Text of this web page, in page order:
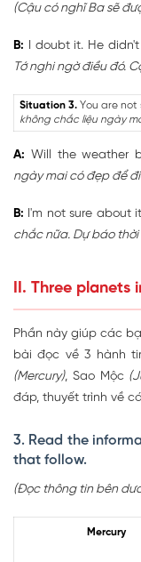
(Cậu có nghĩ Ba sẽ
B: I doubt it. He
Tớ nghi ngờ điều đó.
Situation 3. You are not
không chắc liệu ngày
A: Will the weather
ngày mai có đẹp để
B: I'm not sure about
chắc nữa. Dự báo
II. Three planets
Phần này giúp các
bài đọc về 3 hành
(Mercury), Sao Mộc
đáp, thuyết trình về
3. Read the
that follow.
(Đọc thông tin bên
Mercury